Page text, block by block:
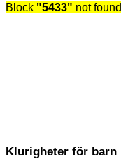
Block "5433" not found
Klurigheter för barn